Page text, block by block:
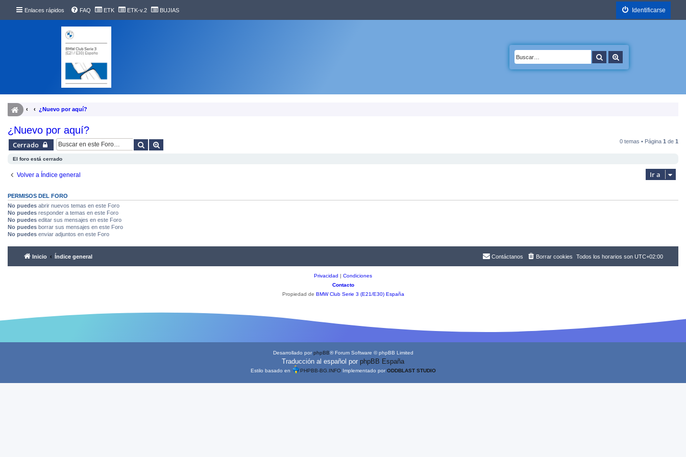
Enlaces rápidos FAQ ETK ETK-v.2 BUJIAS Identificarse
Buscar
¿Nuevo por aquí?
¿Nuevo por aquí?
Cerrado Buscar 0 temas • Página 1 de 1
El foro está cerrado
Volver a Índice general Ir a
PERMISOS DEL FORO
No puedes abrir nuevos temas en este Foro
No puedes responder a temas en este Foro
No puedes editar sus mensajes en este Foro
No puedes borrar sus mensajes en este Foro
No puedes enviar adjuntos en este Foro
Inicio Índice general Todos los horarios son UTC+02:00
Borrar cookies
Contáctanos
Privacidad | Condiciones
Contacto
Propiedad de BMW Club Serie 3 (E21/E30) España
Desarrollado porphpBB® Forum Software © phpBB Limited
Traducción al español por phpBB España
Estilo basado en PHPBB-BG.INFOImplementado porODDBLAST STUDIO